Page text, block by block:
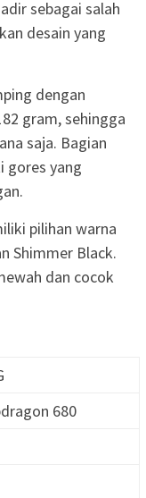
sebagai salah
desain yang
dengan
gram, sehingga
saja. Bagian
gores yang
pilihan warna
Shimmer Black.
dan cocok
680